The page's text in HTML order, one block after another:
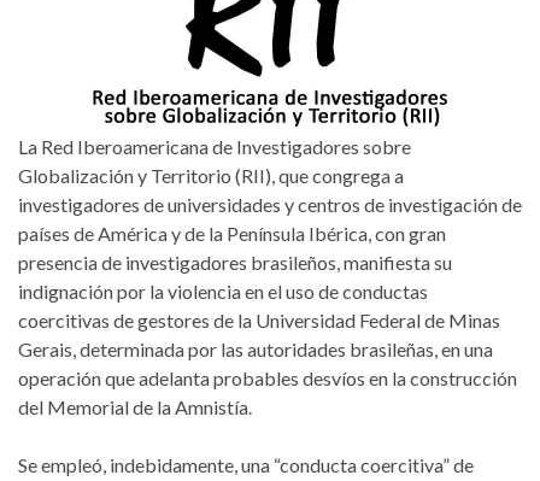
La Red Iberoamericana de Investigadores sobre
Globalización y Territorio (RII), que congrega a
investigadores de universidades y centros de investigación de
países de América y de la Península Ibérica, con gran
presencia de investigadores brasileños, manifiesta su
indignación por la violencia en el uso de conductas
coercitivas de gestores de la Universidad Federal de Minas
Gerais, determinada por las autoridades brasileñas, en una
operación que adelanta probables desvíos en la construcción
del Memorial de la Amnistía.
Se empleó, indebidamente, una “conducta coercitiva” de